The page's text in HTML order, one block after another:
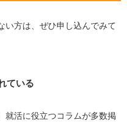
い方は、ぜひ申し込んでみて
ている
就活に役立つコラムが多数掲